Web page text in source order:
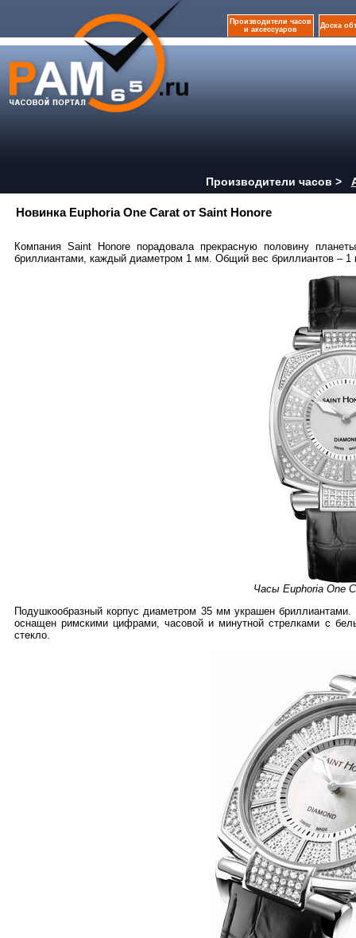
Производители часов
и аксессуаров
Доска
Производители часов >
Новинка Euphoria One Carat от Saint Honore
Компания Saint Honore порадовала прекрасную половину
бриллиантами, каждый диаметром 1 мм. Общий вес бриллиантов – 1
Часы Euphoria One
Подушкообразный корпус диаметром 35 мм украшен
оснащен римскими цифрами, часовой и минутной стрелками с
стекло.